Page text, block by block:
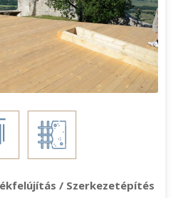
/ Szerkezetépítés